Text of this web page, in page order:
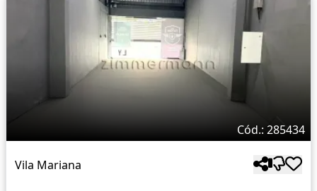
Cód.: 285434
Vila Mariana